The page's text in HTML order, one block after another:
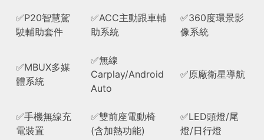
✅P20智慧駕
駛輔助套件
✅ACC主動跟車輔
助系統
✅360度環景影
像系統
✅MBUX多媒
體系統
✅無線
Carplay/Android
Auto
✅原廠衛星導航
✅手機無線充
電裝置
✅雙前座電動椅
(含加熱功能)
✅LED頭燈/尾
燈/日行燈